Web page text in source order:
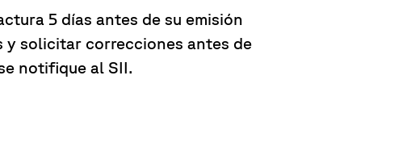
5 días antes de su emisión
y solicitar correcciones antes de
notifique al SII.